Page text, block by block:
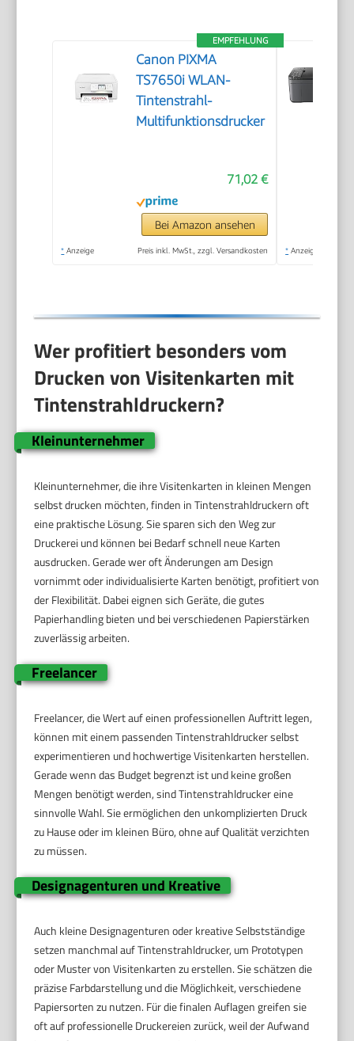
EMPFEHLUNG
Canon PIXMA
TS7650i WLAN-
Tintenstrahl-
Multifunktionsdrucker
71,02 €
Bei Amazon ansehen
* Anzeige Preis inkl. MwSt., zzgl. Versandkosten * Anzeige
Wer profitiert besonders vom
Drucken von Visitenkarten mit
Tintenstrahldruckern?
Kleinunternehmer
Kleinunternehmer, die ihre Visitenkarten in kleinen Mengen
selbst drucken möchten, finden in Tintenstrahldruckern oft
eine praktische Lösung. Sie sparen sich den Weg zur
Druckerei und können bei Bedarf schnell neue Karten
ausdrucken. Gerade wer oft Änderungen am Design
vornimmt oder individualisierte Karten benötigt, profitiert von
der Flexibilität. Dabei eignen sich Geräte, die gutes
Papierhandling bieten und bei verschiedenen Papierstärken
zuverlässig arbeiten.
Freelancer
Freelancer, die Wert auf einen professionellen Auftritt legen,
können mit einem passenden Tintenstrahldrucker selbst
experimentieren und hochwertige Visitenkarten herstellen.
Gerade wenn das Budget begrenzt ist und keine großen
Mengen benötigt werden, sind Tintenstrahldrucker eine
sinnvolle Wahl. Sie ermöglichen den unkomplizierten Druck
zu Hause oder im kleinen Büro, ohne auf Qualität verzichten
zu müssen.
Designagenturen und Kreative
Auch kleine Designagenturen oder kreative Selbstständige
setzen manchmal auf Tintenstrahldrucker, um Prototypen
oder Muster von Visitenkarten zu erstellen. Sie schätzen die
präzise Farbdarstellung und die Möglichkeit, verschiedene
Papiersorten zu nutzen. Für die finalen Auflagen greifen sie
oft auf professionelle Druckereien zurück, weil der Aufwand